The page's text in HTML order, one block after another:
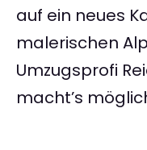
auf ein neues
malerischen
Umzugsprofi
macht’s